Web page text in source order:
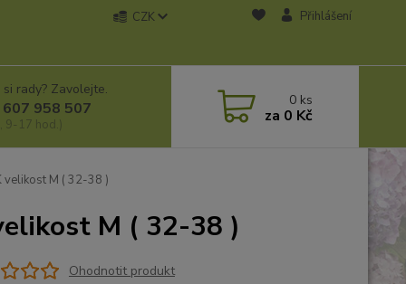
CZK Přihlášení
rady? Zavolejte.
958 507
9-17 hod.)
0 ks
za 0 Kč
velikost M ( 32-38 )
M ( 32-38 )
Ohodnotit produkt